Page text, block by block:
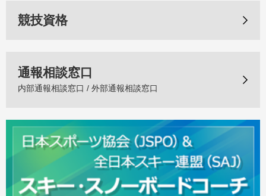
競技資格
通報相談窓口
内部通報相談窓口 / 外部通報相談窓口